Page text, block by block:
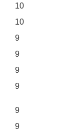
10
10
9
9
9
9
9
9